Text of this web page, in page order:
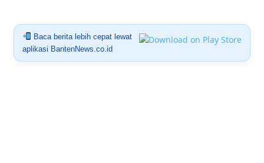
Baca berita lebih cepat lewat
aplikasi BantenNews.co.id